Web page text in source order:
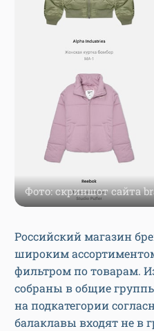
Фото: скриншот сайта
Российский магазин
широким
фильтром по товарам.
собраны в общие
на подкатегории
балаклавы входят не в